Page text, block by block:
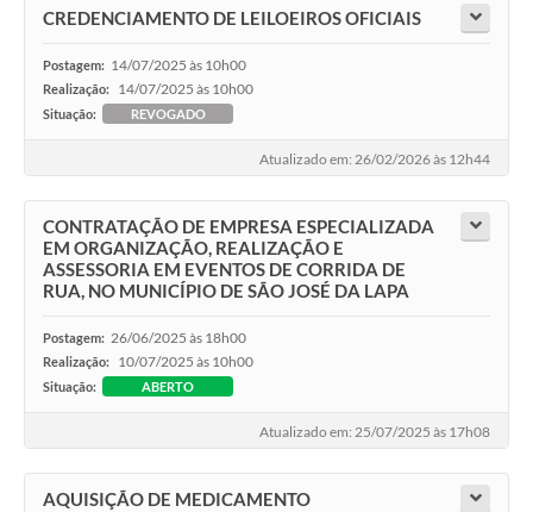
CREDENCIAMENTO DE LEILOEIROS OFICIAIS
Postagem: 14/07/2025 às 10h00
Realização: 14/07/2025 às 10h00
Situação: REVOGADO
Atualizado em: 26/02/2026 às 12h44
CONTRATAÇÃO DE EMPRESA ESPECIALIZADA
EM ORGANIZAÇÃO, REALIZAÇÃO E
ASSESSORIA EM EVENTOS DE CORRIDA DE
RUA, NO MUNICÍPIO DE SÃO JOSÉ DA LAPA
Postagem: 26/06/2025 às 18h00
Realização: 10/07/2025 às 10h00
Situação: ABERTO
Atualizado em: 25/07/2025 às 17h08
AQUISIÇÃO DE MEDICAMENTO